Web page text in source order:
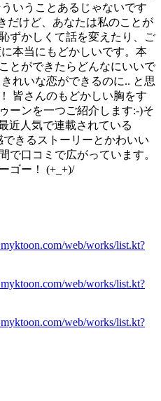
いうことあるじゃないです
だけど、あなたは私のことが
ずかしくて話を変えたり、ご
本当にもどかしいです。本
とができたらどんなにいいで
れいな恋ができるのに.. と思
皆さんのもどかしい胸をす
ーンを一つご紹介します:-)そ
近人気で連載されている
できるストーリーとかわいい
で口コミで広がっています。
ゴー！ (+_+)/
web/works/list.kt?
web/works/list.kt?
web/works/list.kt?